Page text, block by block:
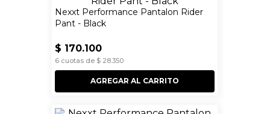
Nexxt Performance Pantalon Rider
Pant - Black
$ 170.100
6cuotas de $ 28.350
AGREGAR AL CARRITO